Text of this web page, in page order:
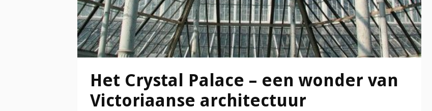
Het Crystal Palace – een wonder van
Victoriaanse architectuur